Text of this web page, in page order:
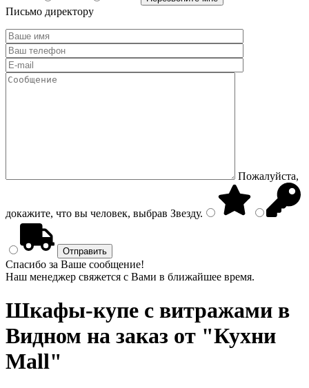
Письмо директору
Пожалуйста,
докажите, что вы человек, выбрав Звезду.
Спасибо за Ваше сообщение!
Наш менеджер свяжется с Вами в ближайшее время.
Шкафы-купе с витражами в
Видном на заказ от "Кухни
Mall"